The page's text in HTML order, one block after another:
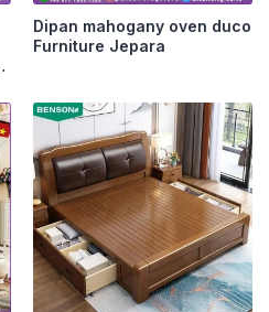
Dipan mahogany oven duco
Furniture Jepara